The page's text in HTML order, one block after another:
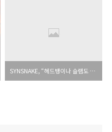
SYNSNAKE, “헤드뱅이나 슬램도 좋지만, 뛰고 놀며 즐길 수 있는 음악이 우리의 매력이다.”